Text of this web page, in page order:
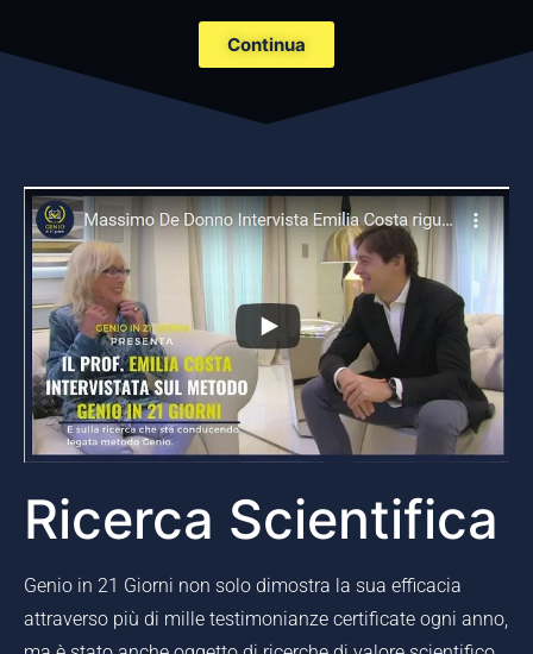
Continua
Ricerca Scientifica
Genio in 21 Giorni non solo dimostra la sua efficacia
attraverso più di mille testimonianze certificate ogni anno,